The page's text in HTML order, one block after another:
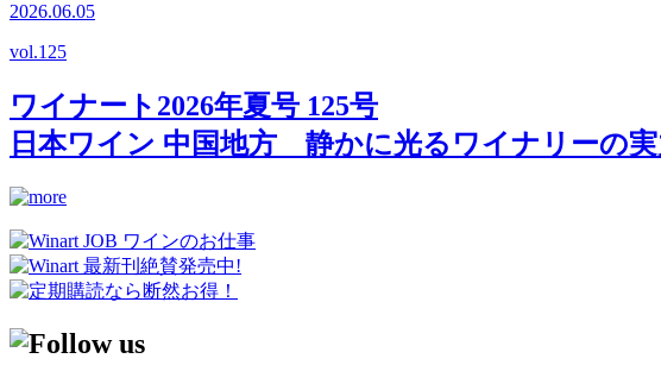
2026.06.05
vol.125
ワイナート2026年夏号 125号
日本ワイン 中国地方 静かに光るワイナリーの